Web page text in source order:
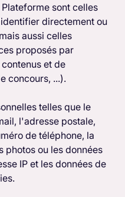
sont celles
directement ou
aussi celles
proposés par
et de
concours, ...).
telles que le
l'adresse postale,
de téléphone, la
photos ou les données
IP et les données de